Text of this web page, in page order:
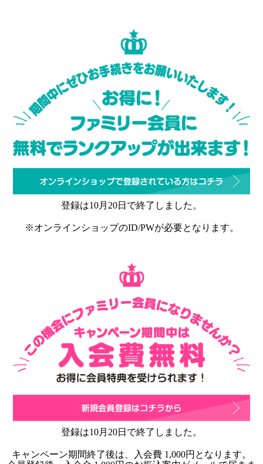
登録は10月20日で終了しました。
※オンラインショップのID/PWが必要となります。
登録は10月20日で終了しました。
キャンペーン期間終了後は、入会費 1,000円となります。